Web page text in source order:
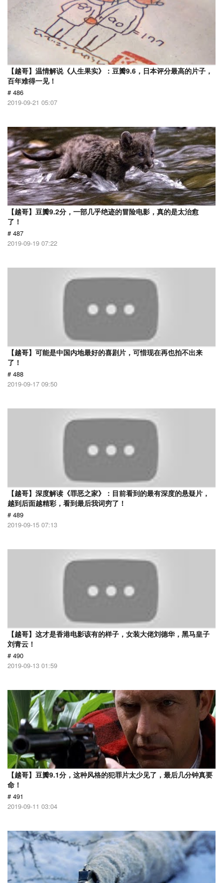
【越哥】温情解说《人生果实》：豆瓣9.6，日本评分最高的片子，
百年难得一见！
# 486
2019-09-21 05:07
【越哥】豆瓣9.2分，一部几乎绝迹的冒险电影，真的是太治愈
了！
# 487
2019-09-19 07:22
【越哥】可能是中国内地最好的喜剧片，可惜现在再也拍不出来
了！
# 488
2019-09-17 09:50
【越哥】深度解读《罪恶之家》：目前看到的最有深度的悬疑片，
越到后面越精彩，看到最后我词穷了！
# 489
2019-09-15 07:13
【越哥】这才是香港电影该有的样子，女装大佬刘德华，黑马皇子
刘青云！
# 490
2019-09-13 01:59
【越哥】豆瓣9.1分，这种风格的犯罪片太少见了，最后几分钟真要
命！
# 491
2019-09-11 03:04